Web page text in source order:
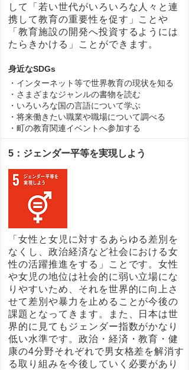
して「若い世代がいろいろな人々と連
携して教育の重要性を促す」ことや
「教育施設の開発へ投資するようには
たらきかける」ことができます。
身近なSDGs
・インターネット等で世界教育の現状を知る
・さまざまなジャンルの書物を読む
・いろいろな国の言語について学ぶ
・将来働きたい職業や職場について調べる
・町の教育関連イベントへ参加する
5：ジェンダー平等を実現しよう
「女性と女児に対するあらゆる差別を
なくし、政治経済など社会における女
性の活躍推進をする」ことです。女性
や女児の地位は社会的に弱い立場にな
りやすいため、それを世界的に向上さ
せて差別や暴力を止めることが今後の
課題となってきます。また、日本は世
界的に見てもジェンダー指数がかなり
低い水準です。政治・経済・教育・健
康の4分野それぞれで男女格差を解消す
る取り組みを今後していく必要があり